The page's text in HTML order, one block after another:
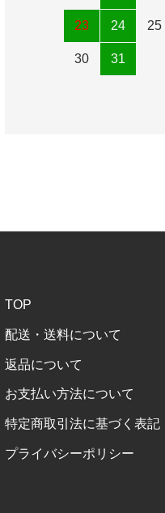
23 24 25
30 31
TOP
配送・送料について
返品について
お支払い方法について
特定商取引法に基づく表記
プライバシーポリシー